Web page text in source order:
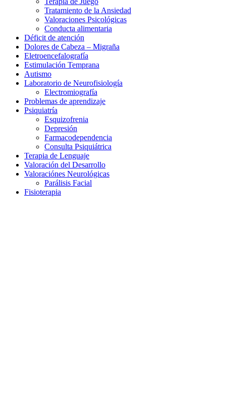
Tratamiento de la Ansiedad
Valoraciones Psicológicas
Conducta alimentaria
Déficit de atención
Dolores de Cabeza – Migraña
Eletroencefalografía
Estimulación Temprana
Autismo
Laboratorio de Neurofisiología
Electromiografía
Problemas de aprendizaje
Psiquiatría
Esquizofrenia
Depresión
Farmacodependencia
Consulta Psiquiátrica
Terapia de Lenguaje
Valoración del Desarrollo
Valoraciónes Neurológicas
Parálisis Facial
Fisioterapia